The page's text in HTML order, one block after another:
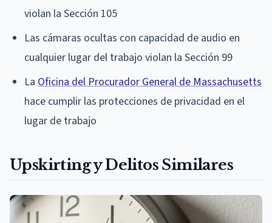
violan la Sección 105
Las cámaras ocultas con capacidad de audio en
cualquier lugar del trabajo violan la Sección 99
La Oficina del Procurador General de Massachusetts
hace cumplir las protecciones de privacidad en el
lugar de trabajo
Upskirting y Delitos Similares